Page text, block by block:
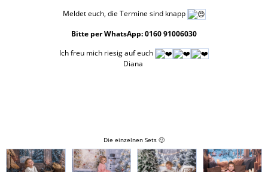
Meldet euch, die Termine sind knapp
Bitte per WhatsApp: 0160 91006030
Ich freu mich riesig auf euch
Diana
Die einzelnen Sets 🙂